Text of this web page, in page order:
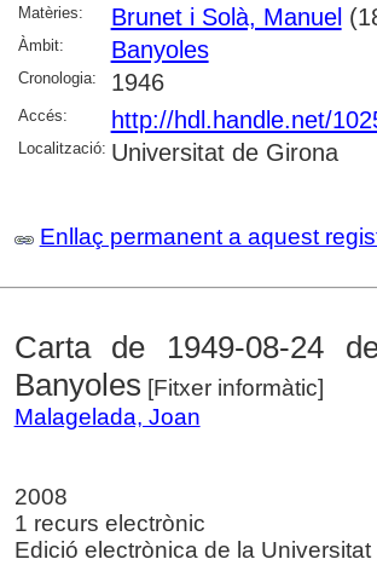
Matèries:
Brunet i Solà, Manuel
Àmbit: Banyoles
Cronologia: 1946
Accés: http://hdl.handle.net/
Localització: Universitat de Girona
Enllaç permanent a aquest
Carta de 1949-08-24
Banyoles [Fitxer informàtic]
Malagelada, Joan
2008
1 recurs electrònic
Edició electrònica de la